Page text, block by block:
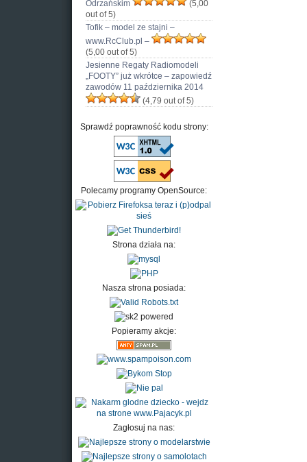
Odrzańskim
(5,00
out of 5)
Tofik – model ze stajni –
www.RcClub.pl –
(5,00 out of 5)
Jesienne Regaty Radiomodeli
„FOOTY” już wkrótce – zapowiedź
zawodów 11 października 2014
(4,79 out of 5)
Sprawdź poprawność kodu strony:
Polecamy programy OpenSource:
Strona działa na:
Nasza strona posiada:
Popieramy akcje:
Zagłosuj na nas: